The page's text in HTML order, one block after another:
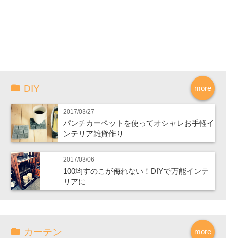
more
DIY
2017/03/27
パンチカーペットを使ってオシャレお手軽イ
ンテリア雑貨作り
2017/03/06
100均すのこが侮れない！DIYで万能インテ
リアに
more
カーテン